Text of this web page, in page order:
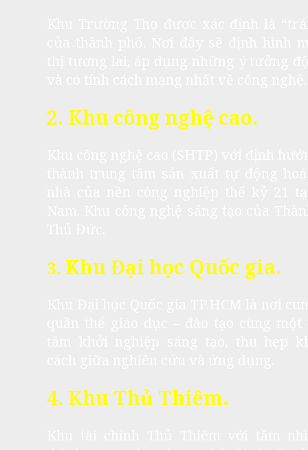
2. Khu công nghệ cao.
3. Khu Đại học Quốc gia.
4. Khu Thủ Thiêm.